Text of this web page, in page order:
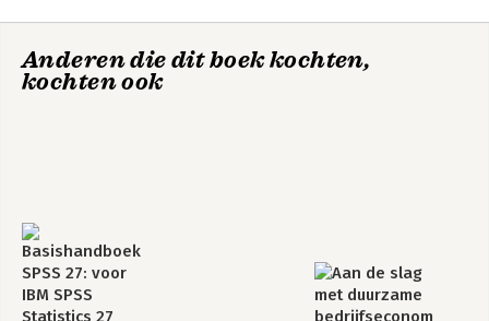
Anderen die dit boek kochten,
kochten ook